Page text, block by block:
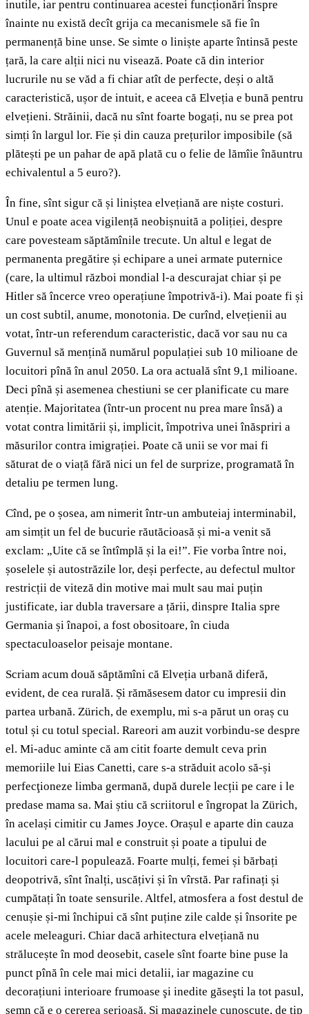
inutile, iar pentru continuarea acestei funcționări înspre
înainte nu există decît grija ca mecanismele să fie în
permanență bine unse. Se simte o liniște aparte întinsă peste
țară, la care alții nici nu visează. Poate că din interior
lucrurile nu se văd a fi chiar atît de perfecte, deși o altă
caracteristică, ușor de intuit, e aceea că Elveția e bună pentru
elvețieni. Străinii, dacă nu sînt foarte bogați, nu se prea pot
simți în largul lor. Fie și din cauza prețurilor imposibile (să
plătești pe un pahar de apă plată cu o felie de lămîie înăuntru
echivalentul a 5 euro?).
În fine, sînt sigur că și liniștea elvețiană are niște costuri.
Unul e poate acea vigilență neobișnuită a poliției, despre
care povesteam săptămînile trecute. Un altul e legat de
permanenta pregătire și echipare a unei armate puternice
(care, la ultimul război mondial l-a descurajat chiar și pe
Hitler să încerce vreo operațiune împotrivă-i). Mai poate fi și
un cost subtil, anume, monotonia. De curînd, elvețienii au
votat, într-un referendum caracteristic, dacă vor sau nu ca
Guvernul să mențină numărul populației sub 10 milioane de
locuitori pînă în anul 2050. La ora actuală sînt 9,1 milioane.
Deci pînă și asemenea chestiuni se cer planificate cu mare
atenție. Majoritatea (într-un procent nu prea mare însă) a
votat contra limitării și, implicit, împotriva unei înăspriri a
măsurilor contra imigrației. Poate că unii se vor mai fi
săturat de o viață fără nici un fel de surprize, programată în
detaliu pe termen lung.
Cînd, pe o șosea, am nimerit într-un ambuteiaj interminabil,
am simțit un fel de bucurie răutăcioasă și mi-a venit să
exclam: „Uite că se întîmplă și la ei!”. Fie vorba între noi,
șoselele și autostrăzile lor, deși perfecte, au defectul multor
restricții de viteză din motive mai mult sau mai puțin
justificate, iar dubla traversare a țării, dinspre Italia spre
Germania și înapoi, a fost obositoare, în ciuda
spectaculoaselor peisaje montane.
Scriam acum două săptămîni că Elveția urbană diferă,
evident, de cea rurală. Și rămăsesem dator cu impresii din
partea urbană. Zürich, de exemplu, mi s-a părut un oraș cu
totul și cu totul special. Rareori am auzit vorbindu-se despre
el. Mi-aduc aminte că am citit foarte demult ceva prin
memoriile lui Eias Canetti, care s-a străduit acolo să-și
perfecţioneze limba germană, după durele lecții pe care i le
predase mama sa. Mai știu că scriitorul e îngropat la Zürich,
în același cimitir cu James Joyce. Orașul e aparte din cauza
lacului pe al cărui mal e construit și poate a tipului de
locuitori care-l populează. Foarte mulți, femei și bărbați
deopotrivă, sînt înalți, uscățivi și în vîrstă. Par rafinați și
cumpătați în toate sensurile. Altfel, atmosfera a fost destul de
cenușie și-mi închipui că sînt puține zile calde și însorite pe
acele meleaguri. Chiar dacă arhitectura elvețiană nu
strălucește în mod deosebit, casele sînt foarte bine puse la
punct pînă în cele mai mici detalii, iar magazine cu
decorațiuni interioare frumoase şi inedite găseşti la tot pasul,
semn că e o cererea serioasă. Și magazinele cunoscute, de tip